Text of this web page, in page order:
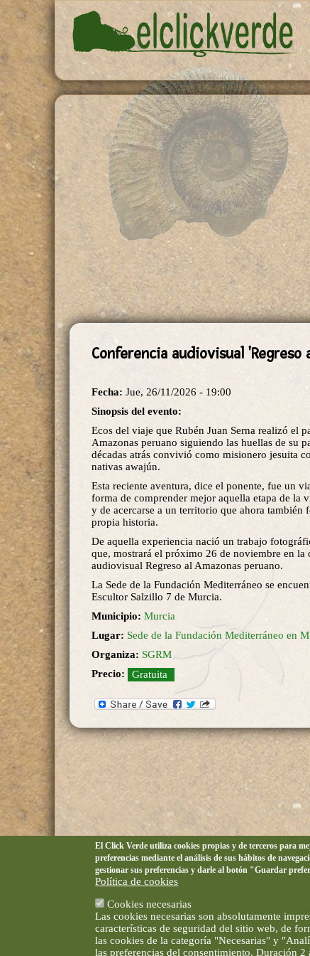
Pasar al contenido principal
Conferencia audiovisual 'Regreso
Fecha: Jue, 26/11/2026 - 19:00
Sinopsis del evento:
Ecos del viaje que Rubén Juan Serna realizó el
Amazonas peruano siguiendo las huellas de su
décadas atrás convivió como misionero jesuita
nativas awajún.
Esta reciente aventura, dice el ponente, fue un
forma de comprender mejor aquella etapa de la
y de acercarse a un territorio que ahora también
propia historia.
De aquella experiencia nació un trabajo
que, mostrará el próximo 26 de noviembre en la
audiovisual Regreso al Amazonas peruano.
La Sede de la Fundación Mediterráneo se
Escultor Salzillo 7 de Murcia.
Municipio: Murcia
Lugar: Sede de la Fundación Mediterráneo en
Organiza: SGRM
Precio:
Gratuita
El Click Verde utiliza cookies propias y de terceros para
preferencias mediante el análisis de sus hábitos de
gestionar sus preferencias y darle al botón "Guardar
Política de cookies
Cookies necesarias
Las cookies necesarias son absolutamente
características de seguridad del sitio web, de
las cookies de la categoría "Necesarias" y
las preferencias del consentimiento. Duración 2